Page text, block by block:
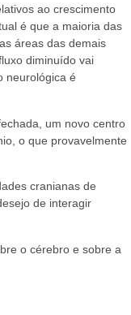
ao crescimento
é que a maioria das
áreas das demais
diminuído vai
neurológica é
um novo centro
o que provavelmente
cranianas de
de interagir
o cérebro e sobre a